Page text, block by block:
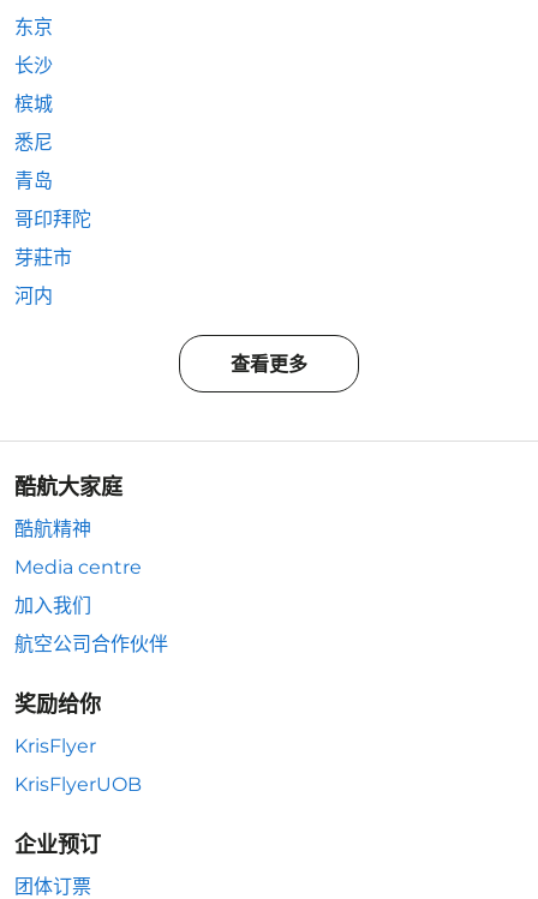
东京
长沙
槟城
悉尼
青岛
哥印拜陀
芽莊市
河内
查看更多
酷航大家庭
酷航精神
Media centre
加入我们
航空公司合作伙伴
奖励给你
KrisFlyer
KrisFlyerUOB
企业预订
团体订票